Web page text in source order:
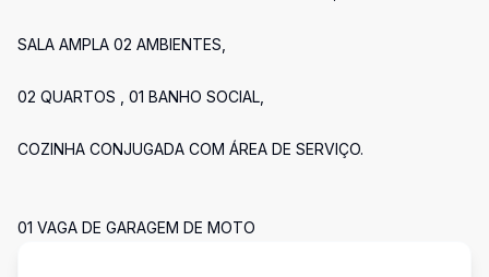
SALA AMPLA 02 AMBIENTES,
02 QUARTOS , 01 BANHO SOCIAL,
COZINHA CONJUGADA COM ÁREA DE SERVIÇO.
01 VAGA DE GARAGEM DE MOTO